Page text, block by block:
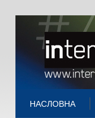
НАСЛОВНА